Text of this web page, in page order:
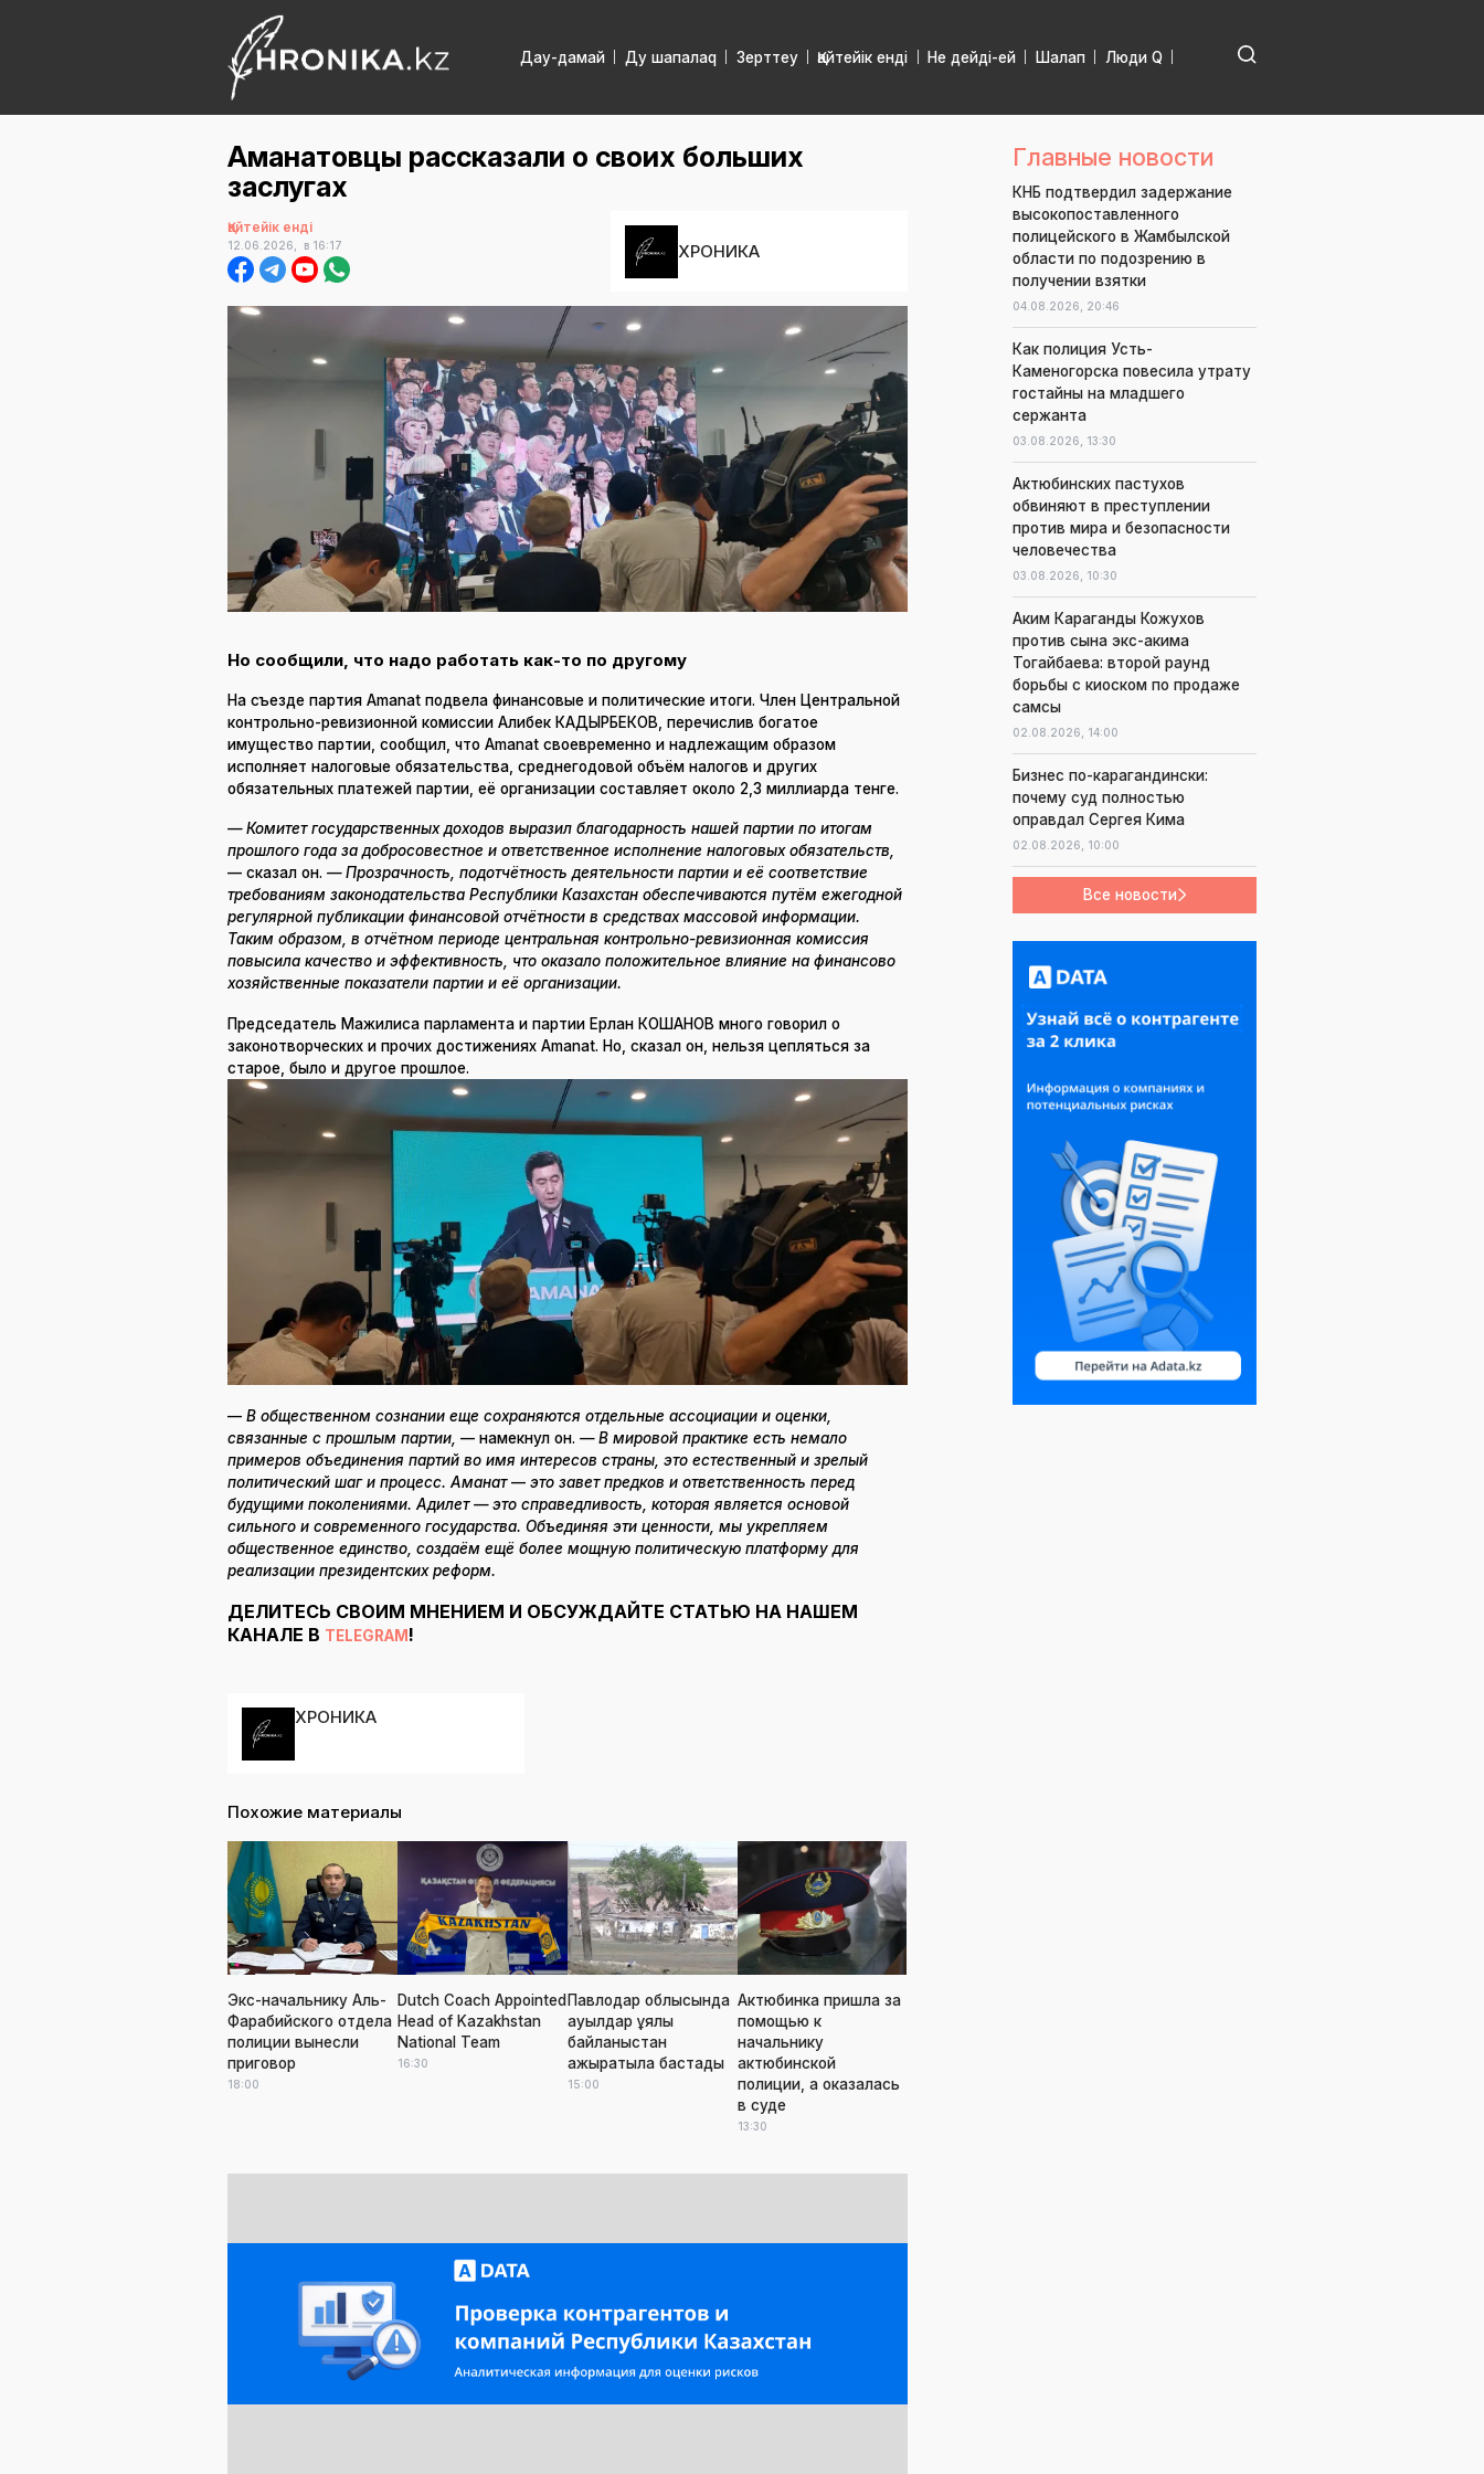
Дау-дамай Ду шапалаq Зерттеу Қайтейік енді Не дейді-ей Шалап Люди Q
Аманатовцы рассказали о своих больших
заслугах
Қайтейік енді
12.06.2026, в 16:17 ХРОНИКА
Но сообщили, что надо работать как-то по другому
На съезде партия Amanat подвела финансовые и политические итоги. Член Центральной
контрольно-ревизионной комиссии Алибек КАДЫРБЕКОВ, перечислив богатое
имущество партии, сообщил, что Amanat своевременно и надлежащим образом
исполняет налоговые обязательства, среднегодовой объём налогов и других
обязательных платежей партии, её организации составляет около 2,3 миллиарда тенге.
— Комитет государственных доходов выразил благодарность нашей партии по итогам
прошлого года за добросовестное и ответственное исполнение налоговых обязательств,
— сказал он. — Прозрачность, подотчётность деятельности партии и её соответствие
требованиям законодательства Республики Казахстан обеспечиваются путём ежегодной
регулярной публикации финансовой отчётности в средствах массовой информации.
Таким образом, в отчётном периоде центральная контрольно-ревизионная комиссия
повысила качество и эффективность, что оказало положительное влияние на финансово
хозяйственные показатели партии и её организации.
Председатель Мажилиса парламента и партии Ерлан КОШАНОВ много говорил о
законотворческих и прочих достижениях Amanat. Но, сказал он, нельзя цепляться за
старое, было и другое прошлое.
— В общественном сознании еще сохраняются отдельные ассоциации и оценки,
связанные с прошлым партии, — намекнул он. — В мировой практике есть немало
примеров объединения партий во имя интересов страны, это естественный и зрелый
политический шаг и процесс. Аманат—это завет предков и ответственность перед
будущими поколениями. Адилет — это справедливость, которая является основой
сильного и современного государства. Объединяя эти ценности, мы укрепляем
общественное единство, создаём ещё более мощную политическую платформу для
реализации президентских реформ.
ДЕЛИТЕСЬ СВОИМ МНЕНИЕМ И ОБСУЖДАЙТЕ СТАТЬЮ НА НАШЕМ
КАНАЛЕ В TELEGRAM !
ХРОНИКА
Похожие материалы
Экс-начальнику Аль-
Фарабийского отдела
полиции вынесли
приговор
18:00
Dutch Coach Appointed
Head of Kazakhstan
National Team
16:30
Павлодар облысында
ауылдар ұялы
байланыстан
ажыратыла бастады
15:00
Актюбинка пришла за
помощью к
начальнику
актюбинской
полиции, а оказалась
в суде
13:30
Главные новости
КНБ подтвердил задержание
высокопоставленного
полицейского в Жамбылской
области по подозрению в
получении взятки
04.08.2026, 20:46
Как полиция Усть-
Каменогорска повесила утрату
гостайны на младшего
сержанта
03.08.2026, 13:30
Актюбинских пастухов
обвиняют в преступлении
против мира и безопасности
человечества
03.08.2026, 10:30
Аким Караганды Кожухов
против сына экс-акима
Тогайбаева: второй раунд
борьбы с киоском по продаже
самсы
02.08.2026, 14:00
Бизнес по-карагандински:
почему суд полностью
оправдал Сергея Кима
02.08.2026, 10:00
Все новости